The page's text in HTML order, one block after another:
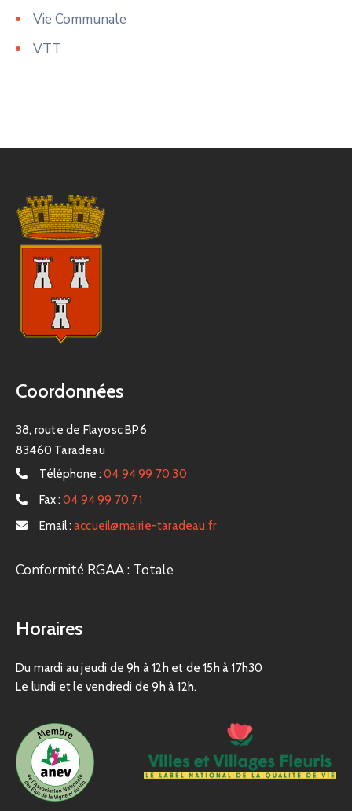
Vie Communale
VTT
Coordonnées
38, route de Flayosc BP6
83460 Taradeau
Téléphone : 04 94 99 70 30
Fax : 04 94 99 70 71
Email : accueil@mairie-taradeau.fr
Conformité RGAA : Totale
Horaires
Du mardi au jeudi de 9h à 12h et de 15h à 17h30
Le lundi et le vendredi de 9h à 12h.